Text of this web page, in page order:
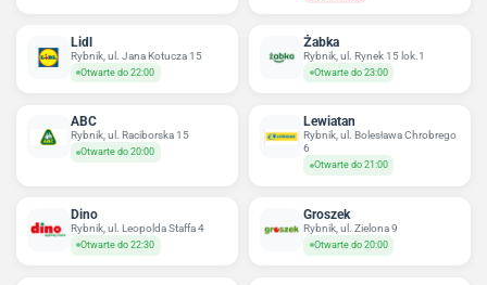
Lidl
Rybnik, ul. Jana Kotucza 15
Otwarte do 22:00
Żabka
Rybnik, ul. Rynek 15 lok.1
Otwarte do 23:00
ABC
Rybnik, ul. Raciborska 15
Otwarte do 20:00
Lewiatan
Rybnik, ul. Bolesława Chrobrego
6
Otwarte do 21:00
Dino
Rybnik, ul. Leopolda Staffa 4
Otwarte do 22:30
Groszek
Rybnik, ul. Zielona 9
Otwarte do 20:00